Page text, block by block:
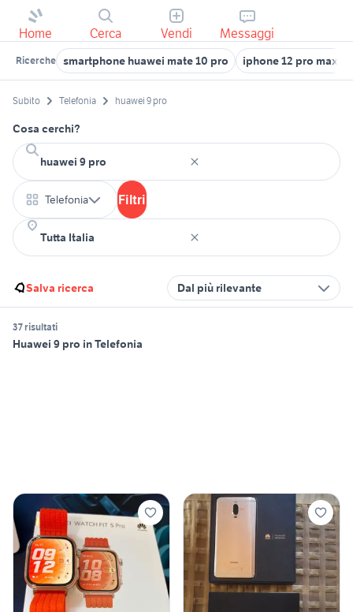
Home Cerca Vendi Messaggi
Ricerche smartphone huawei mate 10 pro iphone 12 pro max
Subito Telefonia huawei 9 pro
Cosa cerchi?
Telefonia Filtri
Salva ricerca Dal più rilevante
37 risultati
Huawei 9 pro in Telefonia